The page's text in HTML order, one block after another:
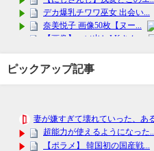
ピックアップ記事